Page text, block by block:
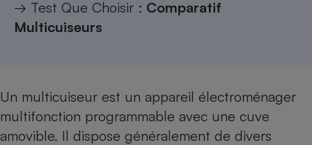
→ Test Que Choisir : Comparatif
Multicuiseurs
Un multicuiseur est un appareil électroménager
multifonction programmable avec une cuve
amovible. Il dispose généralement de divers
Plaque de cuisson à
induction
Téléphone mobile -
Smartphone